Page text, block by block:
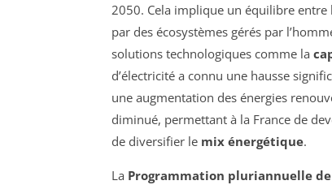
2050. Cela implique un équilibre entre
par des écosystèmes gérés par
solutions technologiques comme la
d’électricité a connu une hausse
une augmentation des énergies
diminué, permettant à la France de
de diversifier le mix énergétique.
La Programmation pluriannuelle de